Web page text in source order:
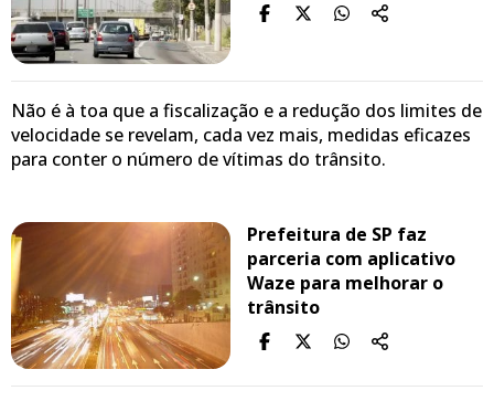
Não é à toa que a fiscalização e a redução dos limites de
velocidade se revelam, cada vez mais, medidas eficazes
para conter o número de vítimas do trânsito.
Prefeitura de SP faz
parceria com aplicativo
Waze para melhorar o
trânsito